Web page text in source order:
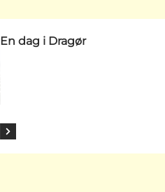
En dag i Dragør